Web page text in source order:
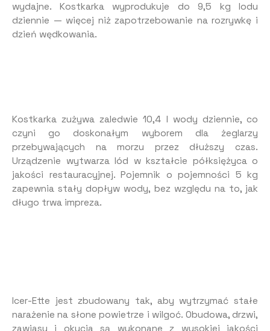
wydajne. Kostkarka wyprodukuje do 9,5 kg lodu
dziennie — więcej niż zapotrzebowanie na rozrywkę i
dzień wędkowania.
Kostkarka zużywa zaledwie 10,4 l wody dziennie, co
czyni go doskonałym wyborem dla żeglarzy
przebywających na morzu przez dłuższy czas.
Urządzenie wytwarza lód w kształcie półksiężyca o
jakości restauracyjnej. Pojemnik o pojemności 5 kg
zapewnia stały dopływ wody, bez względu na to, jak
długo trwa impreza.
Icer-Ette jest zbudowany tak, aby wytrzymać stałe
narażenie na słone powietrze i wilgoć. Obudowa, drzwi,
zawiasy i okucia są wykonane z wysokiej jakości